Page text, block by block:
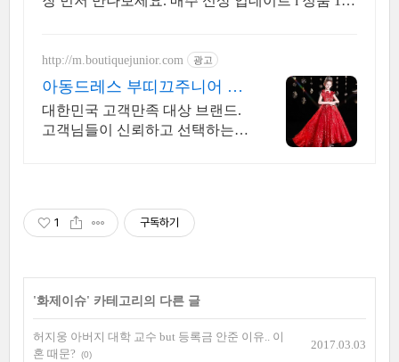
http://m.boutiquejunior.com 광고
아동드레스 부띠끄주니어 고
객만족 대상업체
대한민국 고객만족 대상 브랜드.
고객님들이 신뢰하고 선택하는
1 구독하기
'화제이슈' 카테고리의 다른 글
허지웅 아버지 대학 교수 but 등록금 안준 이유.. 이
혼 때문?
(0)
2017.03.03